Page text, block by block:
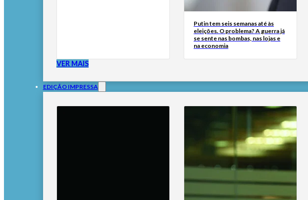
Putin tem seis semanas até às
eleições. O problema? A guerra já
se sente nas bombas, nas lojas e
na economia
VER MAIS
EDIÇÃO IMPRESSA